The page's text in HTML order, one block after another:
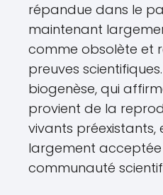
répandue dans le
maintenant
comme obsolète et
preuves
biogenèse, qui
provient de la
vivants
largement
communauté